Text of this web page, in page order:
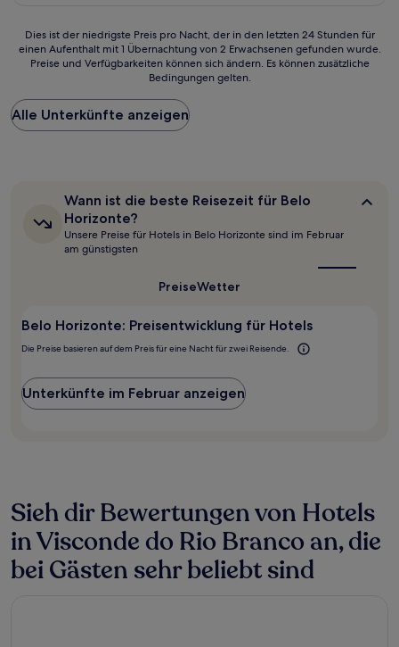
Dies
ist
Preis
pro
Nacht,
24 Stunden
2 Erwachsenen
wurde.
und
Verfügbarkeiten
zusätzliche
Bedingungen
gelten.
Dies ist der niedrigste Preis pro Nacht, der in den letzten 24 Stunden für
einen Aufenthalt mit 1 Übernachtung von 2 Erwachsenen gefunden wurde.
Preise und Verfügbarkeiten können sich ändern. Es können zusätzliche
Bedingungen gelten.
Alle Unterkünfte anzeigen
Wann
ist
die
beste
Reisezeit
Wann ist die beste Reisezeit für Belo
Horizonte?
Unsere Preise für Hotels in Belo Horizonte sind im Februar
am günstigsten
PreiseWetter
Belo Horizonte: Preisentwicklung für Hotels
Die Preise basieren auf dem Preis für eine Nacht für zwei Reisende.
Unterkünfte im Februar anzeigen
Sieh dir Bewertungen von Hotels
in Visconde do Rio Branco an, die
bei Gästen sehr beliebt sind